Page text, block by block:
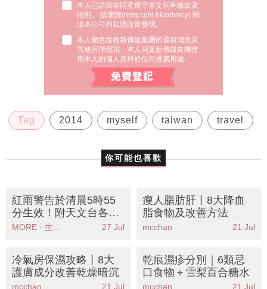
本人已詳閱並同意遵守本文列明條款及
細則。 請瀏覽(nmg.com.hk/privacy) 閱
讀本公司的私隱政策聲明。
本人願意接收新傳媒集團的最新消息及
其他宣傳資訊，本人同意新傳媒集團使
用本人的個人資料於任何推廣用途。
Tag 2014 myself taiwan travel
你可能也喜歡
紅雨警告於清晨5時55
分生效！附天文台各區
雨量分佈圖
MORE - 生活品味 27 Jul
瘦人脂肪肝丨8大降血
脂食物及改善方法
mcchan 21 Jul
冷氣房保濕攻略丨8大
護膚成分改善乾燥暗沉
mcchan 21 Jul
乾痕濕疹分別｜6類忌
口食物＋雪梨百合糖水
mcchan 21 Jul